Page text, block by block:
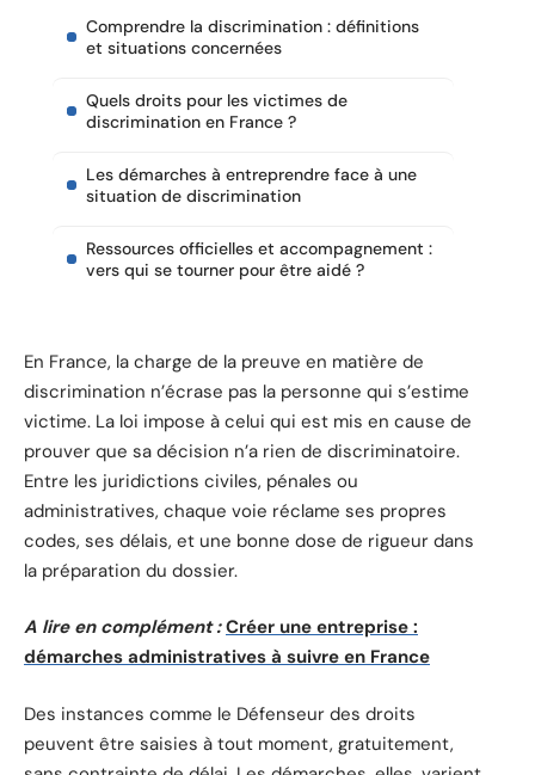
Comprendre la discrimination : définitions
et situations concernées
Quels droits pour les victimes de
discrimination en France ?
Les démarches à entreprendre face à une
situation de discrimination
Ressources officielles et accompagnement :
vers qui se tourner pour être aidé ?
En France, la charge de la preuve en matière de
discrimination n’écrase pas la personne qui s’estime
victime. La loi impose à celui qui est mis en cause de
prouver que sa décision n’a rien de discriminatoire.
Entre les juridictions civiles, pénales ou
administratives, chaque voie réclame ses propres
codes, ses délais, et une bonne dose de rigueur dans
la préparation du dossier.
A lire en complément : Créer une entreprise :
démarches administratives à suivre en France
Des instances comme le Défenseur des droits
peuvent être saisies à tout moment, gratuitement,